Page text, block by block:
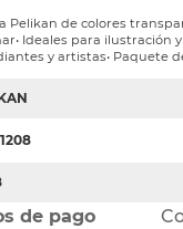
Pelikan de colores
Ideales para ilustración
y artistas• Paquete
de pago